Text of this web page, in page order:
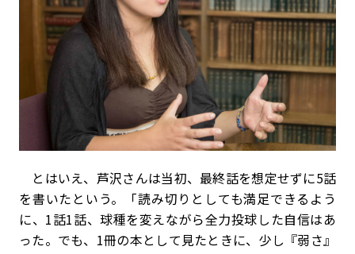
とはいえ、芦沢さんは当初、最終話を想定せずに5話
を書いたという。「読み切りとしても満足できるよう
に、1話1話、球種を変えながら全力投球した自信はあ
った。でも、1冊の本として見たときに、少し『弱さ』